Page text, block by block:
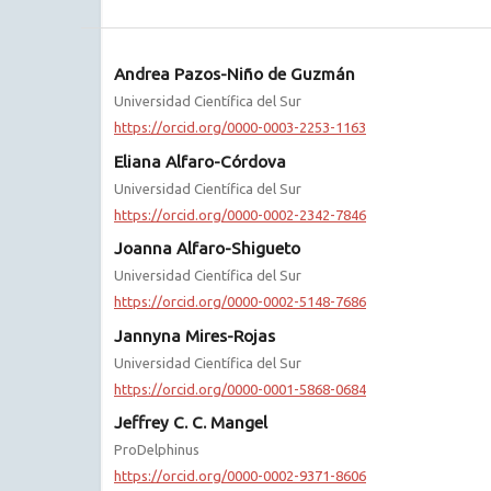
Andrea Pazos-Niño de Guzmán
Universidad Científica del Sur
https://orcid.org/0000-0003-2253-1163
Eliana Alfaro-Córdova
Universidad Científica del Sur
https://orcid.org/0000-0002-2342-7846
Joanna Alfaro-Shigueto
Universidad Científica del Sur
https://orcid.org/0000-0002-5148-7686
Jannyna Mires-Rojas
Universidad Científica del Sur
https://orcid.org/0000-0001-5868-0684
Jeffrey C. C. Mangel
ProDelphinus
https://orcid.org/0000-0002-9371-8606